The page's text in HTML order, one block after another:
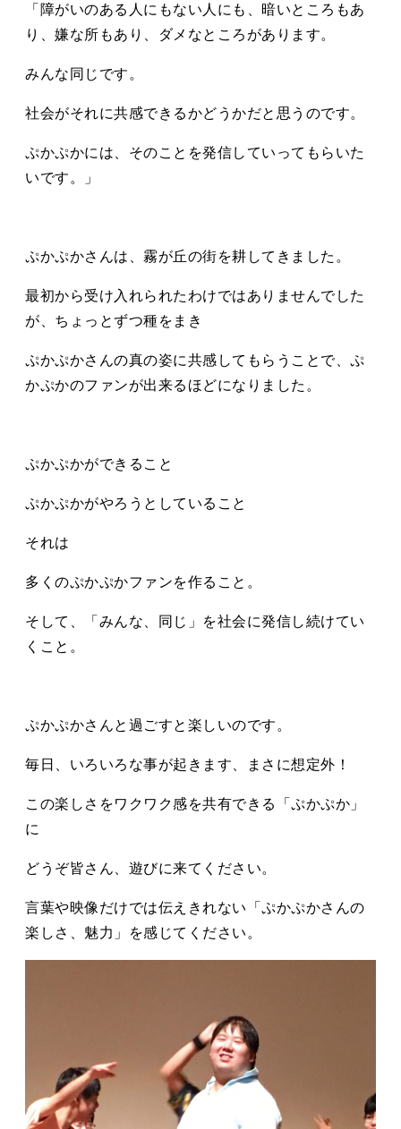
「障がいのある人にもない人にも、暗いところもあ
り、嫌な所もあり、ダメなところがあります。
みんな同じです。
社会がそれに共感できるかどうかだと思うのです。
ぷかぷかには、そのことを発信していってもらいた
いです。」
ぷかぷかさんは、霧が丘の街を耕してきました。
最初から受け入れられたわけではありませんでした
が、ちょっとずつ種をまき
ぷかぷかさんの真の姿に共感してもらうことで、ぷ
かぷかのファンが出来るほどになりました。
ぷかぷかができること
ぷかぷかがやろうとしていること
それは
多くのぷかぷかファンを作ること。
そして、「みんな、同じ」を社会に発信し続けてい
くこと。
ぷかぷかさんと過ごすと楽しいのです。
毎日、いろいろな事が起きます、まさに想定外！
この楽しさをワクワク感を共有できる「ぷかぷか」
に
どうぞ皆さん、遊びに来てください。
言葉や映像だけでは伝えきれない「ぷかぷかさんの
楽しさ、魅力」を感じてください。